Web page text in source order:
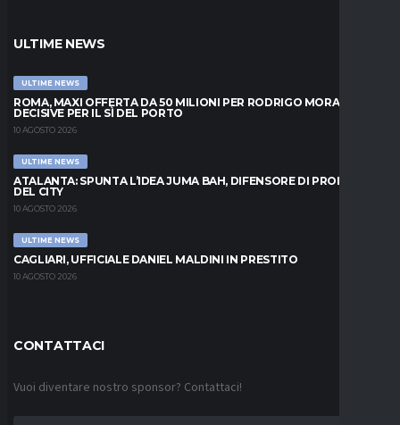
ULTIME NEWS
ULTIME NEWS
ROMA, MAXI OFFERTA DA 50 MILIONI PER RODRIGO MORA: ORE
DECISIVE PER IL SÌ DEL PORTO
10 AGOSTO 2026
ULTIME NEWS
ATALANTA: SPUNTA L’IDEA JUMA BAH, DIFENSORE DI PROPRIETÀ
DEL CITY
10 AGOSTO 2026
ULTIME NEWS
CAGLIARI, UFFICIALE DANIEL MALDINI IN PRESTITO
10 AGOSTO 2026
CONTATTACI
Vuoi diventare nostro sponsor? Contattaci!